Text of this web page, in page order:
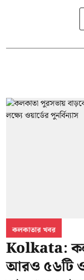
কলকাতার খবর
Kolkata:
আরও ৫৬টি